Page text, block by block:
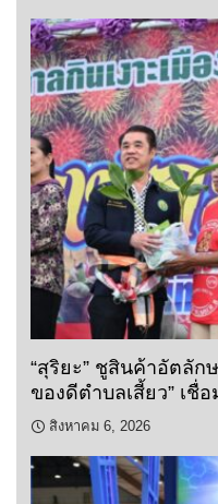
“สุริยะ” ชูสินค้าอัตลัก
ของดีตำบลเสี้ยว” เชื่
สิงหาคม 6, 2026